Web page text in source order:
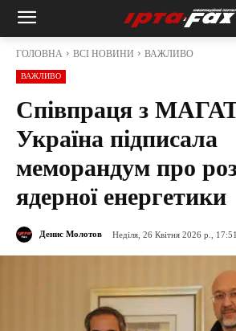
ГОЛОВНА ВСІ НОВИНИ ВАЖЛИВО
ВАЖЛИВО
Співпраця з
Україна підписала
меморандум про
ядерної енергетики
Денис Молотов Неділя, 26 Квітня 2026 р., 17:51